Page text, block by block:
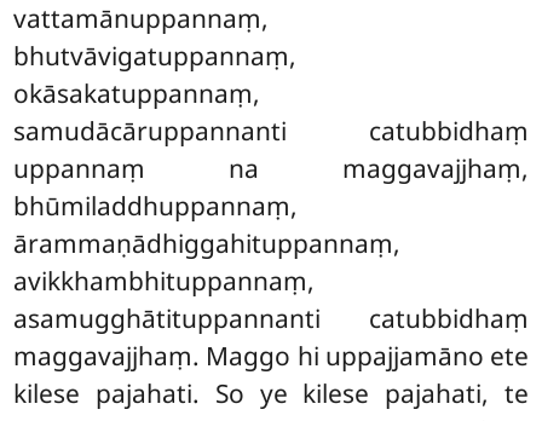
vattamānuppannaṃ,
bhutvāvigatuppannaṃ,
okāsakatuppannaṃ,
samudācāruppannanti catubbidhaṃ
uppannaṃ na maggavajjhaṃ,
bhūmiladdhuppannaṃ,
ārammaṇādhiggahituppannaṃ,
avikkhambhituppannaṃ,
asamugghātituppannanti catubbidhaṃ
maggavajjhaṃ. Maggo hi uppajjamāno ete
kilese pajahati. So ye kilese pajahati, te